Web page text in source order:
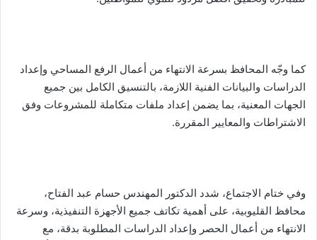
كما وجّه المحافظ بسرعة الانتهاء من أعمال الرفع المساحي وإعداد
الدراسات والبيانات الفنية اللازمة، بالتنسيق الكامل بين جميع
الجهات المعنية، بما يضمن إعداد ملفات متكاملة للمشروعات وفق
الاشتراطات والمعايير المقررة.
وفي ختام الاجتماع، شدد الدكتور المهندس حسام عبد الفتاح،
محافظ القليوبية، على أهمية تكاتف جميع الأجهزة التنفيذية، وسرعة
الانتهاء من أعمال الحصر وإعداد الدراسات المطلوبة بدقة، مع